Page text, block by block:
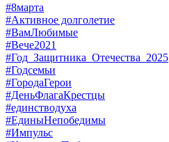
#8марта
#Активное долголетие
#ВамЛюбимые
#Вече2021
#Год_Защитника_Отечества_2025
#Годсемьи
#ГородаГерои
#ДеньФлагаКрестцы
#единстводуха
#ЕдиныНепобедимы
#Импульс